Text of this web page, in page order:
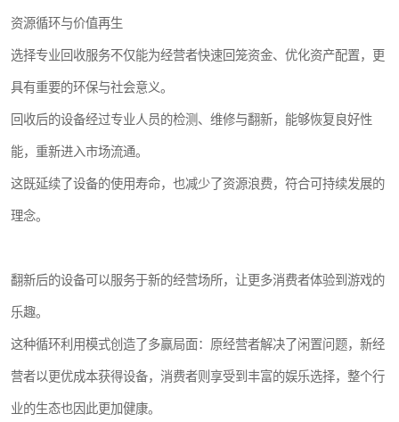
资源循环与价值再生
选择专业回收服务不仅能为经营者快速回笼资金、优化资产配置，更
具有重要的环保与社会意义。
回收后的设备经过专业人员的检测、维修与翻新，能够恢复良好性
能，重新进入市场流通。
这既延续了设备的使用寿命，也减少了资源浪费，符合可持续发展的
理念。
翻新后的设备可以服务于新的经营场所，让更多消费者体验到游戏的
乐趣。
这种循环利用模式创造了多赢局面：原经营者解决了闲置问题，新经
营者以更优成本获得设备，消费者则享受到丰富的娱乐选择，整个行
业的生态也因此更加健康。